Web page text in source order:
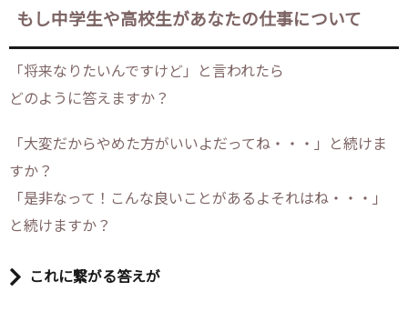
もし中学生や高校生があなたの仕事について
「将来なりたいんですけど」と言われたら
どのように答えますか？
「大変だからやめた方がいいよだってね・・・」と続けま
すか？
「是非なって！こんな良いことがあるよそれはね・・・」
と続けますか？
これに繋がる答えが